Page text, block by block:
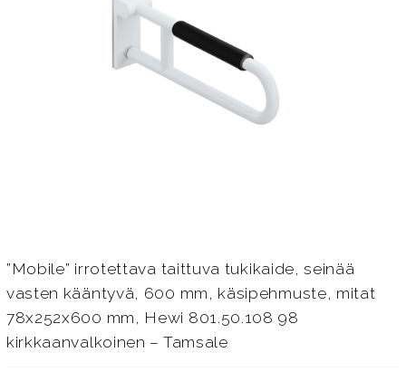
”Mobile” irrotettava taittuva tukikaide, seinää
vasten kääntyvä, 600 mm, käsipehmuste, mitat
78x252x600 mm, Hewi 801.50.108 98
kirkkaanvalkoinen – Tamsale